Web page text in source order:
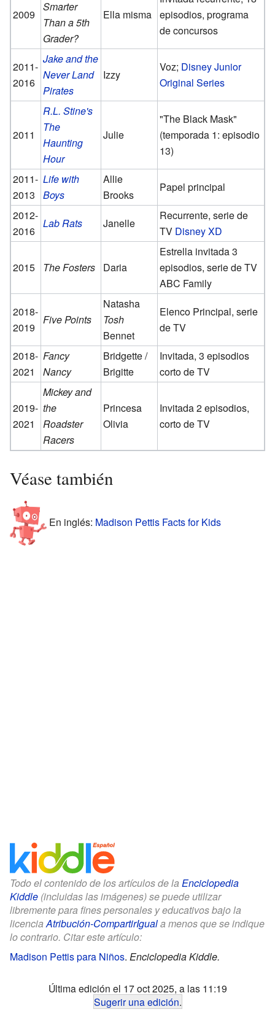
2009
Smarter
Than a 5th
Grader?
Ella misma episodios, programa
de concursos
2011-
2016
Jake and the
Never Land
Pirates
Izzy
Voz; Disney Junior
Original Series
2011
R.L. Stine's
The
Haunting
Hour
Julie
"The Black Mask"
(temporada 1: episodio
13)
2011-
2013
Life with
Boys
Allie
Brooks
Papel principal
2012-
2016
Lab Rats Janelle
Recurrente, serie de
TV Disney XD
2015 The Fosters Daria
Estrella invitada 3
episodios, serie de TV
ABC Family
2018-
2019
Five Points
Natasha
Tosh
Bennet
Elenco Principal, serie
de TV
2018-
2021
Fancy
Nancy
Bridgette /
Brigitte
Invitada, 3 episodios
corto de TV
2019-
2021
Mickey and
the
Roadster
Racers
Princesa
Olivia
Invitada 2 episodios,
corto de TV
Véase también
En inglés: Madison Pettis Facts for Kids
Todo el contenido de los artículos de la Enciclopedia
Kiddle (incluidas las imágenes) se puede utilizar
libremente para fines personales y educativos bajo la
licenciaAtribución-CompartirIguala menos que se indique
lo contrario. Citar este artículo:
Madison Pettis para Niños. Enciclopedia Kiddle.
Última edición el 17 oct 2025, a las 11:19
Sugerir una edición.